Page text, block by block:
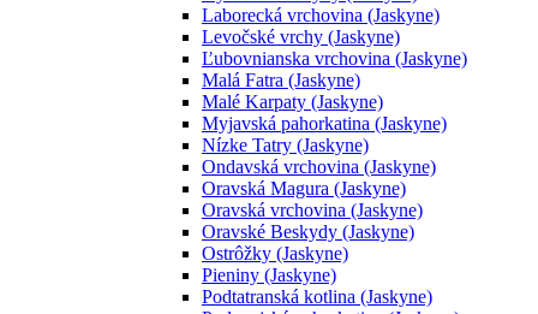
Laborecká vrchovina (Jaskyne)
Levočské vrchy (Jaskyne)
Ľubovnianska vrchovina (Jaskyne)
Malá Fatra (Jaskyne)
Malé Karpaty (Jaskyne)
Myjavská pahorkatina (Jaskyne)
Nízke Tatry (Jaskyne)
Ondavská vrchovina (Jaskyne)
Oravská Magura (Jaskyne)
Oravská vrchovina (Jaskyne)
Oravské Beskydy (Jaskyne)
Ostrôžky (Jaskyne)
Pieniny (Jaskyne)
Podtatranská kotlina (Jaskyne)